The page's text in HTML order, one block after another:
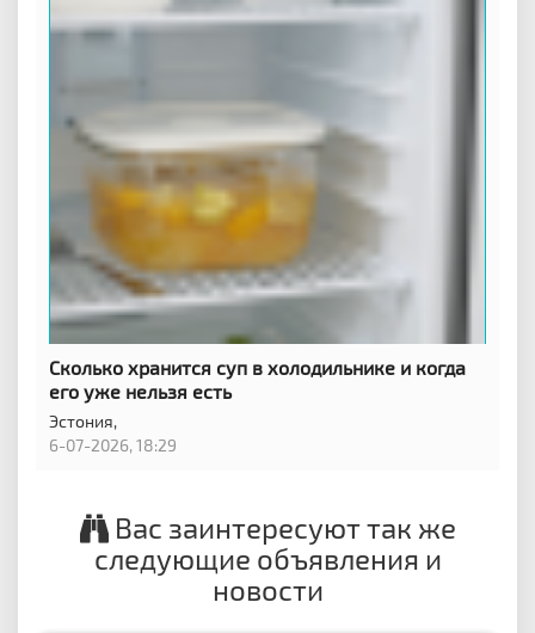
Сколько хранится суп в холодильнике и когда
его уже нельзя есть
Эстония,
6-07-2026, 18:29
Вас заинтересуют так же
следующие объявления и
новости